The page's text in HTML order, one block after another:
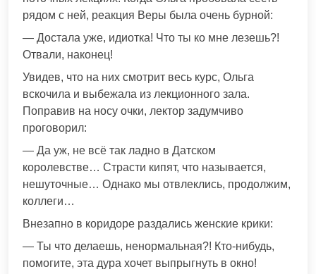
рядом с ней, реакция Веры была очень бурной:
— Достала уже, идиотка! Что ты ко мне лезешь?!
Отвали, наконец!
Увидев, что на них смотрит весь курс, Ольга
вскочила и выбежала из лекционного зала.
Поправив на носу очки, лектор задумчиво
проговорил:
— Да уж, не всё так ладно в Датском
королевстве… Страсти кипят, что называется,
нешуточные… Однако мы отвлеклись, продолжим,
коллеги…
Внезапно в коридоре раздались женские крики:
— Ты что делаешь, ненормальная?! Кто-нибудь,
помогите, эта дура хочет выпрыгнуть в окно!